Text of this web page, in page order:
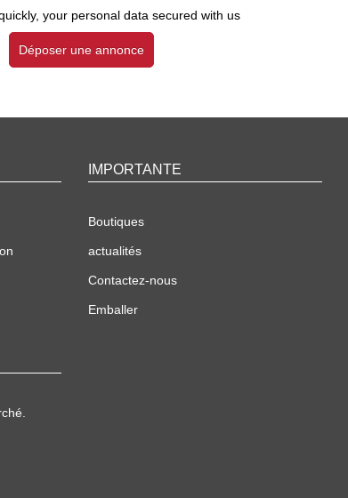
your personal data secured with us
Déposer une annonce
IMPORTANTE
Boutiques
actualités
Contactez-nous
Emballer